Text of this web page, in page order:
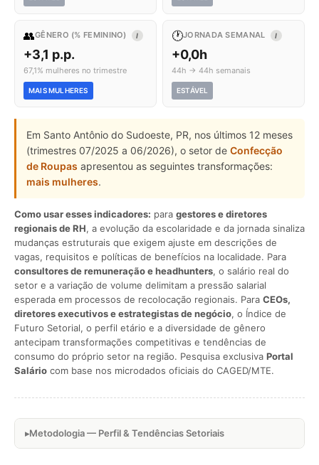
👥GÊNERO (% FEMININO) I
+3,1 p.p.
67,1% mulheres no trimestre
MAIS MULHERES
🕐JORNADA SEMANAL I
+0,0h
44h → 44h semanais
ESTÁVEL
Em Santo Antônio do Sudoeste, PR, nos últimos 12 meses
(trimestres 07/2025 a 06/2026), o setor de Confecção
de Roupas apresentou as seguintes transformações:
mais mulheres.
Como usar esses indicadores: para gestores e diretores
regionais de RH, a evolução da escolaridade e da jornada sinaliza
mudanças estruturais que exigem ajuste em descrições de
vagas, requisitos e políticas de benefícios na localidade. Para
consultores de remuneração e headhunters, o salário real do
setor e a variação de volume delimitam a pressão salarial
esperada em processos de recolocação regionais. Para CEOs,
diretores executivos e estrategistas de negócio, o Índice de
Futuro Setorial, o perfil etário e a diversidade de gênero
antecipam transformações competitivas e tendências de
consumo do próprio setor na região. Pesquisa exclusiva Portal
Salário com base nos microdados oficiais do CAGED/MTE.
Metodologia — Perfil & Tendências Setoriais